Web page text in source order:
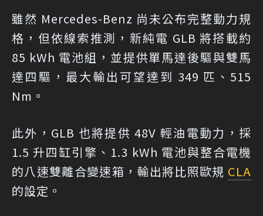
雖然 Mercedes-Benz 尚未公布完整動力規
格，但依線索推測，新純電 GLB 將搭載約
85 kWh 電池組，並提供單馬達後驅與雙馬
達四驅，最大輸出可望達到 349 匹、515
Nm。
此外，GLB 也將提供 48V 輕油電動力，採
1.5 升四缸引擎、1.3 kWh 電池與整合電機
的八速雙離合變速箱，輸出將比照歐規 CLA
的設定。